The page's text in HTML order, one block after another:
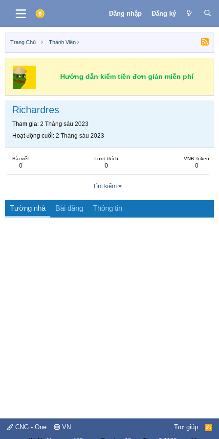
Đăng nhập Đăng ký
Trang Chủ Thành Viên
Hướng dẫn kiếm tiền đơn giản miễn phí
Richardres
Tham gia 2 Tháng sáu 2023
Hoạt động cuối 2 Tháng sáu 2023
Bài viết
0
Lượt thích
0
VNB Token
0
Tìm kiếm
Tường nhà Bài đăng Thông tin
CNG - One VN Trợ giúp
R